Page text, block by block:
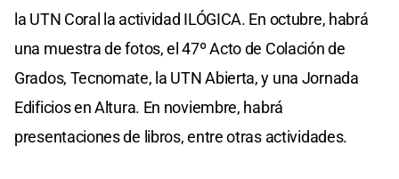
la UTN Coral la actividad ILÓGICA. En octubre, habrá
una muestra de fotos, el 47º Acto de Colación de
Grados, Tecnomate, la UTN Abierta, y una Jornada
Edificios en Altura. En noviembre, habrá
presentaciones de libros, entre otras actividades.